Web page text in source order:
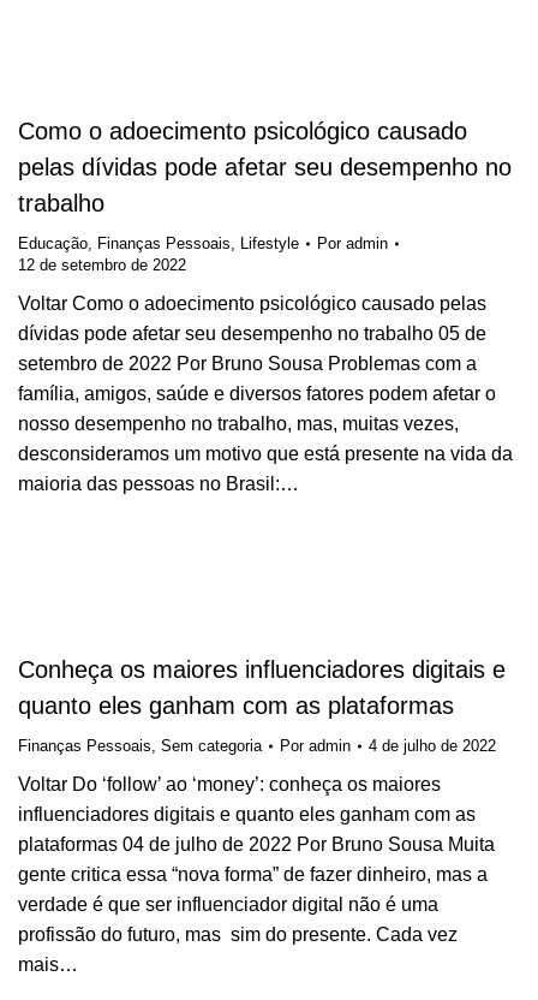
Como o adoecimento psicológico causado
pelas dívidas pode afetar seu desempenho no
trabalho
Educação Finanças Pessoais Lifestyle Por admin
12 de setembro de 2022
Voltar Como o adoecimento psicológico causado pelas
dívidas pode afetar seu desempenho no trabalho 05 de
setembro de 2022 Por Bruno Sousa Problemas com a
família, amigos, saúde e diversos fatores podem afetar o
nosso desempenho no trabalho, mas, muitas vezes,
desconsideramos um motivo que está presente na vida da
maioria das pessoas no Brasil:…
Conheça os maiores influenciadores digitais e
quanto eles ganham com as plataformas
Finanças Pessoais Sem categoria Por admin 4 de julho de 2022
Voltar Do ‘follow’ ao ‘money’: conheça os maiores
influenciadores digitais e quanto eles ganham com as
plataformas 04 de julho de 2022 Por Bruno Sousa Muita
gente critica essa “nova forma” de fazer dinheiro, mas a
verdade é que ser influenciador digital não é uma
profissão do futuro, mas sim do presente. Cada vez
mais…